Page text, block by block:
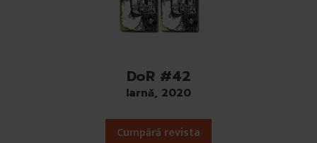
DoR #42
Iarnă, 2020
Cumpără revista